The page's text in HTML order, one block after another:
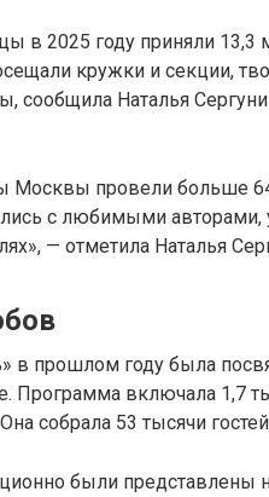
в 2025 году приняли 13,3
кружки и секции,
сообщила Наталья
Москвы провели больше
с любимыми авторами,
— отметила Наталья
в прошлом году была
Программа включала 1,7
собрала 53 тысячи
были представлены